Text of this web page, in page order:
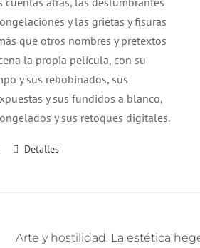
y las grietas y fisuras
que otros nombres y pretextos
la propia película, con su
y sus rebobinados, sus
y sus fundidos a blanco,
y sus retoques digitales.
Detalles